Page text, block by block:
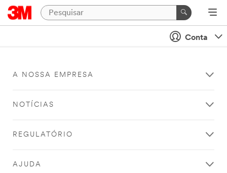
Conta
A NOSSA EMPRESA
NOTÍCIAS
REGULATÓRIO
AJUDA